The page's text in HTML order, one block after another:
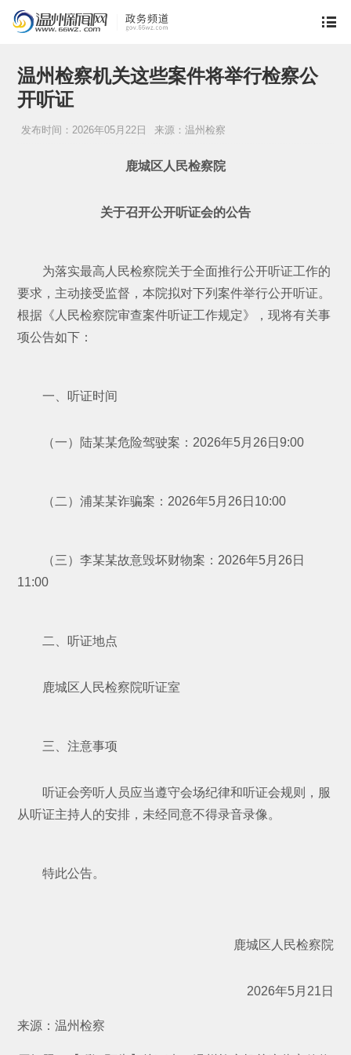
温州检察机关这些案件将举行检察公
开听证
发布时间：2026年05月22日 来源：温州检察
鹿城区人民检察院
关于召开公开听证会的公告
为落实最高人民检察院关于全面推行公开听证工作的
要求，主动接受监督，本院拟对下列案件举行公开听证。
根据《人民检察院审查案件听证工作规定》，现将有关事
项公告如下：
一、听证时间
（一）陆某某危险驾驶案：2026年5月26日9:00
（二）浦某某诈骗案：2026年5月26日10:00
（三）李某某故意毁坏财物案：2026年5月26日
11:00
二、听证地点
鹿城区人民检察院听证室
三、注意事项
听证会旁听人员应当遵守会场纪律和听证会规则，服
从听证主持人的安排，未经同意不得录音录像。
特此公告。
鹿城区人民检察院
2026年5月21日
来源：温州检察